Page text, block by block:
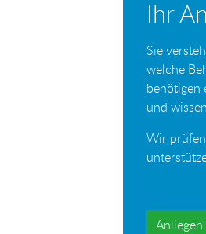
Ihr
Sie
welche
benötigen
und
Wir